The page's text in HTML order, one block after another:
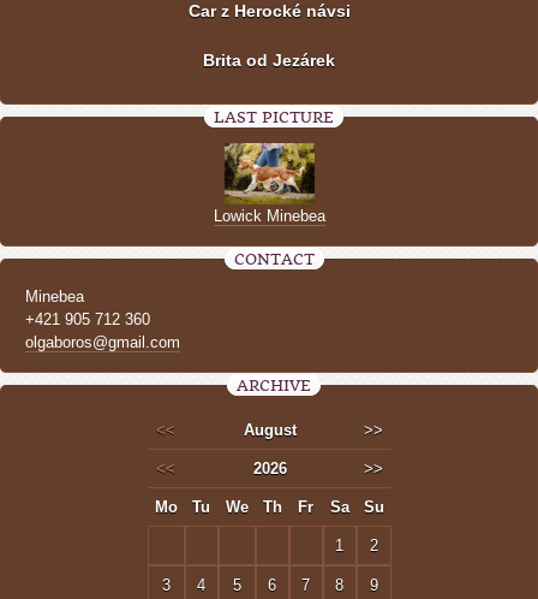
Car z Herocké návsi
Brita od Jezárek
LAST PICTURE
Lowick Minebea
CONTACT
Minebea
+421 905 712 360
olgaboros@gmail.com
ARCHIVE
<< August >>
<< 2026 >>
Mo Tu We Th Fr Sa Su
1 2
3 4 5 6 7 8 9